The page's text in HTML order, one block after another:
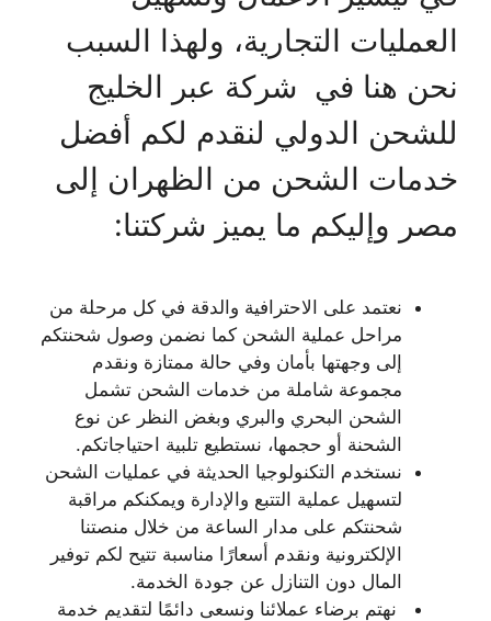
العمليات التجارية، ولهذا السبب
نحن هنا في شركة عبر الخليج
للشحن الدولي لنقدم لكم أفضل
خدمات الشحن من الظهران إلى
مصر وإليكم ما يميز شركتنا:
نعتمد على الاحترافية والدقة في كل مرحلة من
مراحل عملية الشحن كما نضمن وصول شحنتكم
إلى وجهتها بأمان وفي حالة ممتازة ونقدم
مجموعة شاملة من خدمات الشحن تشمل
الشحن البحري والبري وبغض النظر عن نوع
الشحنة أو حجمها، نستطيع تلبية احتياجاتكم.
نستخدم التكنولوجيا الحديثة في عمليات الشحن
لتسهيل عملية التتبع والإدارة ويمكنكم مراقبة
شحنتكم على مدار الساعة من خلال منصتنا
الإلكترونية ونقدم أسعارًا مناسبة تتيح لكم توفير
المال دون التنازل عن جودة الخدمة.
نهتم برضاء عملائنا ونسعى دائمًا لتقديم خدمة